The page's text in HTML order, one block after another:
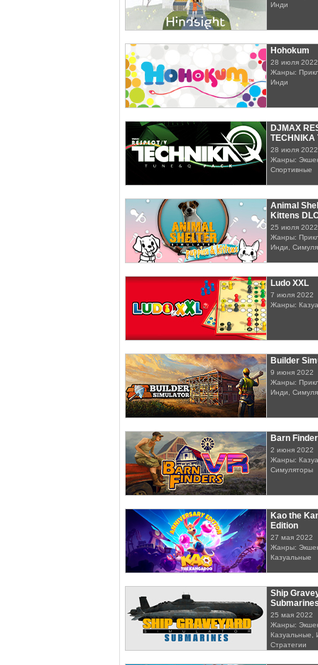
Инди
Hohokum
28 июля 2022
Жанры:
Инди
DJMAX
TECHNIKA
28 июля 2022
Жанры:
Спортивные
Animal
Kittens
25 июля 2022
Жанры:
Инди,
Ludo XXL
7 июля 2022
Жанры:
Builder
9 июня 2022
Жанры:
Инди,
Barn
2 июня 2022
Жанры:
Симуляторы
Kao the
Edition
27 мая 2022
Жанры:
Казуальные
Ship
25 мая 2022
Жанры:
Казуальные,
Стратегии